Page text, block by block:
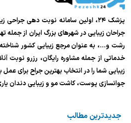
پزشک ۲۴، اولین سامانه نوبت دهی
جراحان زیبایی در شهرهای بزرگ ایران از جمله
خدماتی از جمله مشاوره رایگان، رزرو
زیبایی شما را در انتخاب بهترین جراح برای
جوانسازی پوست، کاشت مو و زیبایی دندان
جدیدترین مطالب